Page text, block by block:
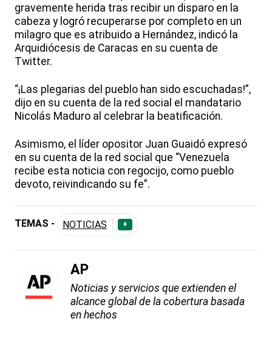
gravemente herida tras recibir un disparo en la
cabeza y logró recuperarse por completo en un
milagro que es atribuido a Hernández, indicó la
Arquidiócesis de Caracas en su cuenta de
Twitter.
“¡Las plegarias del pueblo han sido escuchadas!”,
dijo en su cuenta de la red social el mandatario
Nicolás Maduro al celebrar la beatificación.
Asimismo, el líder opositor Juan Guaidó expresó
en su cuenta de la red social que “Venezuela
recibe esta noticia con regocijo, como pueblo
devoto, reivindicando su fe”.
TEMAS - NOTICIAS +
AP
Noticias y servicios que extienden el
alcance global de la cobertura basada
en hechos